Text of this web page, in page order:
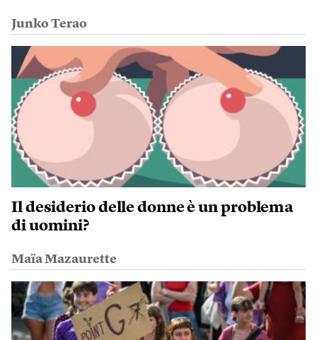
Junko Terao
Il desiderio delle donne è un problema
di uomini?
Maïa Mazaurette